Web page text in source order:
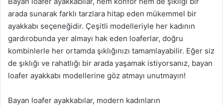
arada sunarak farklı tarzlara hitap eden mükemmel bir
ayakkabı seçeneğidir. Çeşitli modelleriyle her kadının
gardırobunda yer almayı hak eden loaferlar, doğru
kombinlerle her ortamda şıklığınızı tamamlayabilir. Eğer siz
de şıklığı ve rahatlığı bir arada yaşamak istiyorsanız, bayan
loafer ayakkabı modellerine göz atmayı unutmayın!
Bayan loafer ayakkabılar, modern kadınların